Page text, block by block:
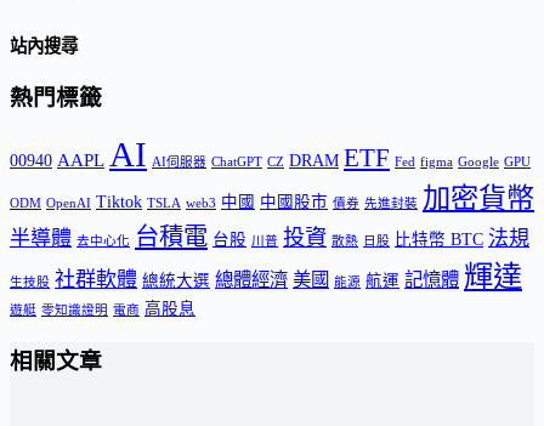
站內搜尋
熱門標籤
00940 AAPL AI AI伺服器 ChatGPT CZ DRAM ETF Fed figma Google GPU
ODM OpenAI Tiktok TSLA web3 中國 中國股市 債券 先進封裝 加密貨幣
半導體 去中心化 台積電 台股 川普 投資 散熱 日股 比特幣 BTC 法規
生技股 社群軟體 總統大選 總體經濟 美國 能源 航運 記憶體 輝達
遊艇 零知識證明 電商 高股息
相關文章